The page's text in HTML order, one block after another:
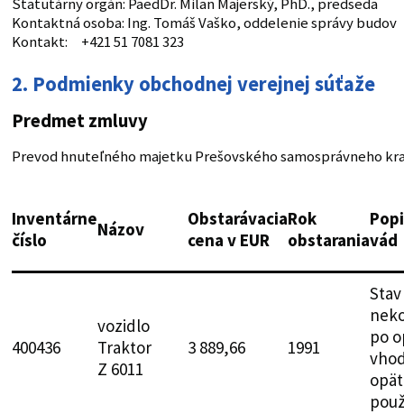
Štatutárny orgán: PaedDr. Milan Majerský, PhD., predseda
Kontaktná osoba: Ing. Tomáš Vaško, oddelenie správy budov
Kontakt: +421 51 7081 323
2. Podmienky obchodnej verejnej súťaže
Predmet zmluvy
Prevod hnuteľného majetku Prešovského samosprávneho
Inventárne
číslo
Názov
Obstarávacia
cena v EUR
Rok
obstaraniavád
400436
vozidlo
Traktor
Z 6011
3 889,66 1991
Stav
po